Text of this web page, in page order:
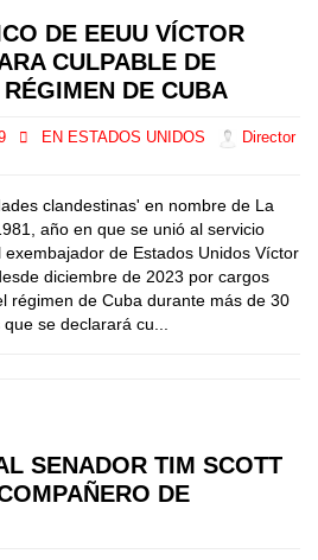
DE EEUU VÍCTOR
CULPABLE DE
DE CUBA
EN ESTADOS UNIDOS
Director
clandestinas' en nombre de La
año en que se unió al servicio
de Estados Unidos Víctor
diciembre de 2023 por cargos
régimen de Cuba durante más de 30
se declarará cu...
SENADOR TIM SCOTT
DE